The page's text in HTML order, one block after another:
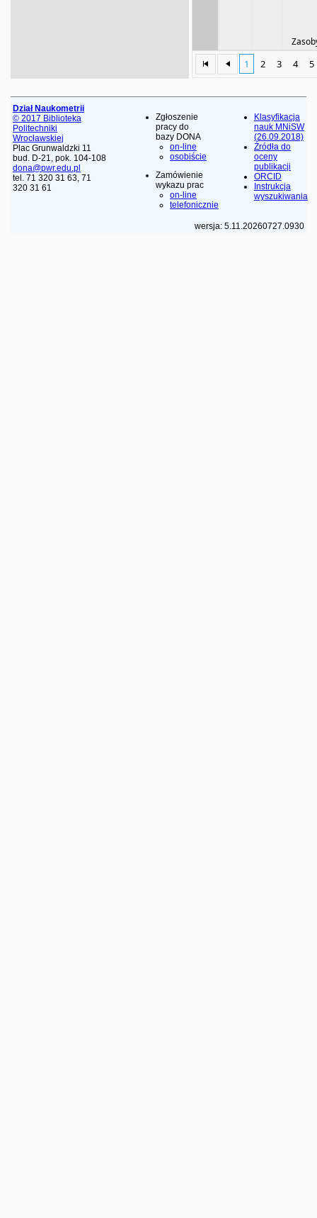
1 2 3 4 5
Dział Naukometrii
© 2017 Biblioteka
Politechniki
Wrocławskiej
Plac Grunwaldzki 11
bud. D-21, pok. 104-108
dona@pwr.edu.pl
tel. 71 320 31 63, 71
320 31 61
Zgłoszenie
pracy do
bazy DONA
on-line
osobiście
Zamówienie
wykazu prac
on-line
telefonicznie
Klasyfikacja
nauk MNiSW
(26.09.2018)
Źródła do
oceny
publikacji
ORCID
Instrukcja
wyszukiwania
wersja: 5.11.20260727.0930